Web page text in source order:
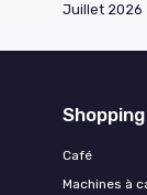
Juillet 2026
Shopping
Café
Machines à